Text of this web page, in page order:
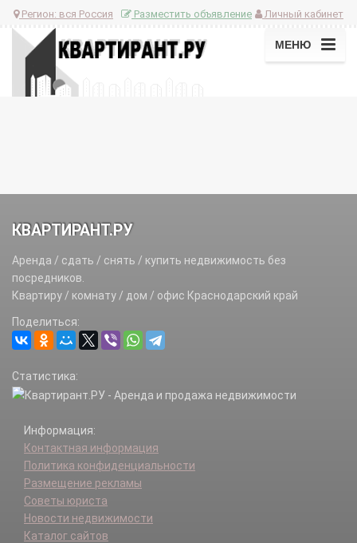
Регион: вся Россия Личный кабинет
Разместить объявление
МЕНЮ
КВАРТИРАНТ.РУ
Аренда / сдать / снять / купить недвижимость без
посредников.
Квартиру / комнату / дом / офис Краснодарский край
Поделиться:
Статистика:
Информация:
Контактная информация
Политика конфиденциальности
Размещение рекламы
Советы юриста
Новости недвижимости
Каталог сайтов